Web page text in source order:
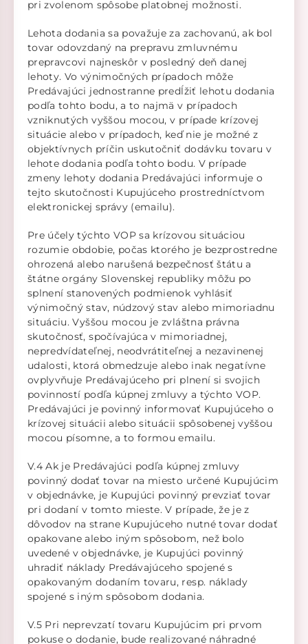
pri zvolenom spôsobe platobnej možnosti.
Lehota dodania sa považuje za zachovanú, ak bol
tovar odovzdaný na prepravu zmluvnému
prepravcovi najneskôr v posledný deň danej
lehoty. Vo výnimočných prípadoch môže
Predávajúci jednostranne predĺžiť lehotu dodania
podľa tohto bodu, a to najmä v prípadoch
vzniknutých vyššou mocou, v prípade krízovej
situácie alebo v prípadoch, keď nie je možné z
objektívnych príčin uskutočniť dodávku tovaru v
lehote dodania podľa tohto bodu. V prípade
zmeny lehoty dodania Predávajúci informuje o
tejto skutočnosti Kupujúceho prostredníctvom
elektronickej správy (emailu).
Pre účely týchto VOP sa krízovou situáciou
rozumie obdobie, počas ktorého je bezprostredne
ohrozená alebo narušená bezpečnosť štátu a
štátne orgány Slovenskej republiky môžu po
splnení stanovených podmienok vyhlásiť
výnimočný stav, núdzový stav alebo mimoriadnu
situáciu. Vyššou mocou je zvláštna právna
skutočnosť, spočívajúca v mimoriadnej,
nepredvídateľnej, neodvrátiteľnej a nezavinenej
udalosti, ktorá obmedzuje alebo inak negatívne
ovplyvňuje Predávajúceho pri plnení si svojich
povinností podľa kúpnej zmluvy a týchto VOP.
Predávajúci je povinný informovať Kupujúceho o
krízovej situácii alebo situácii spôsobenej vyššou
mocou písomne, a to formou emailu.
V.4 Ak je Predávajúci podľa kúpnej zmluvy
povinný dodať tovar na miesto určené Kupujúcim
v objednávke, je Kupujúci povinný prevziať tovar
pri dodaní v tomto mieste. V prípade, že je z
dôvodov na strane Kupujúceho nutné tovar dodať
opakovane alebo iným spôsobom, než bolo
uvedené v objednávke, je Kupujúci povinný
uhradiť náklady Predávajúceho spojené s
opakovaným dodaním tovaru, resp. náklady
spojené s iným spôsobom dodania.
V.5 Pri neprevzatí tovaru Kupujúcim pri prvom
pokuse o dodanie, bude realizované náhradné